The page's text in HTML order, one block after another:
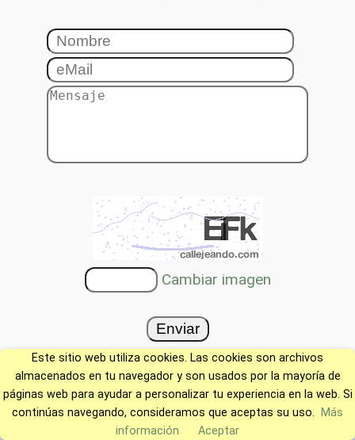
Cambiar imagen
Este sitio web utiliza cookies. Las cookies son archivos
almacenados en tu navegador y son usados por la mayoría de
páginas web para ayudar a personalizar tu experiencia en la web. Si
continúas navegando, consideramos que aceptas su uso.
Más
información
Aceptar